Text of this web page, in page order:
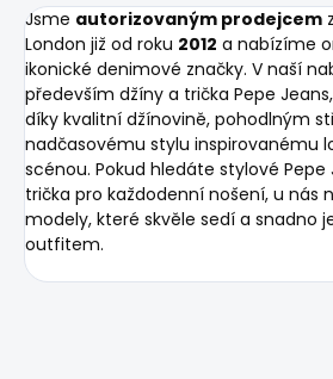
Jsme autorizovaným prodejcem
London již od roku 2012 a nabízíme
ikonické denimové značky. V naší
především džíny a trička Pepe
díky kvalitní džínovině, pohodlným
nadčasovému stylu inspirovanému
scénou. Pokud hledáte stylové Pepe
trička pro každodenní nošení, u nás
modely, které skvěle sedí a snadno
outfitem.